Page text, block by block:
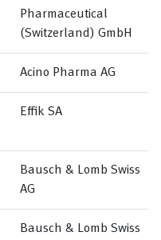
Pharmaceutical
(Switzerland) GmbH
Acino Pharma AG
Effik SA
Bausch & Lomb Swiss
AG
Bausch & Lomb Swiss